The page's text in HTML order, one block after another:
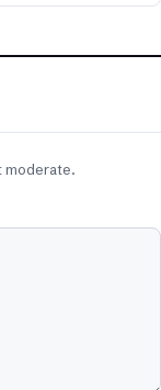
moderate.